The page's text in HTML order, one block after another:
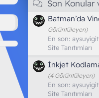
Son Konular
Batman’da
Görüntüleyen)
En son:
Site Tanıtımları
İnkjet
(4 Görüntüleyen)
En son:
Site Tanıtımları